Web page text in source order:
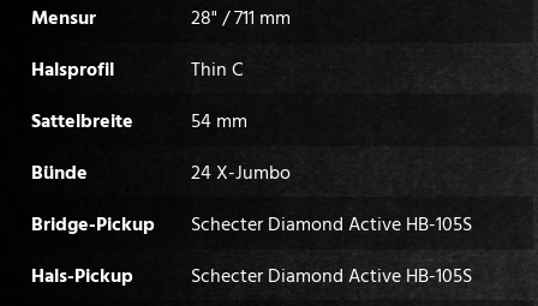
Mensur
28" / 711 mm
Halsprofil
Thin C
Sattelbreite
54 mm
Bünde
24 X-Jumbo
Bridge-Pickup
Schecter Diamond Active HB-105S
Hals-Pickup
Schecter Diamond Active HB-105S